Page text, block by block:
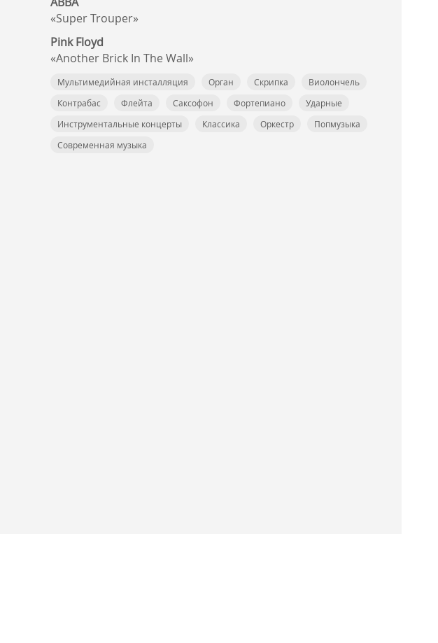
«Super Trouper»
Pink Floyd
«Another Brick In The Wall»
Мультимедийная инсталляция Орган Скрипка
Виолончель
Контрабас
Флейта Саксофон Фортепиано
Ударные
Инструментальные концерты
Классика Оркестр
Попмузыка
Современная музыка